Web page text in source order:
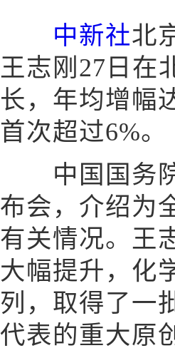
中新社北
王志刚27日在
长，年均增幅
首次超过6%。
中国国务院
布会，介绍为
有关情况。王
大幅提升，化
列，取得了一
代表的重大原